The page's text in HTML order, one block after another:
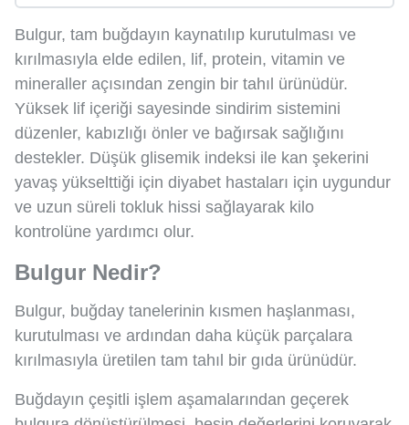
Bulgur, tam buğdayın kaynatılıp kurutulması ve
kırılmasıyla elde edilen, lif, protein, vitamin ve
mineraller açısından zengin bir tahıl ürünüdür.
Yüksek lif içeriği sayesinde sindirim sistemini
düzenler, kabızlığı önler ve bağırsak sağlığını
destekler. Düşük glisemik indeksi ile kan şekerini
yavaş yükselttiği için diyabet hastaları için uygundur
ve uzun süreli tokluk hissi sağlayarak kilo
kontrolüne yardımcı olur.
Bulgur Nedir?
Bulgur, buğday tanelerinin kısmen haşlanması,
kurutulması ve ardından daha küçük parçalara
kırılmasıyla üretilen tam tahıl bir gıda ürünüdür.
Buğdayın çeşitli işlem aşamalarından geçerek